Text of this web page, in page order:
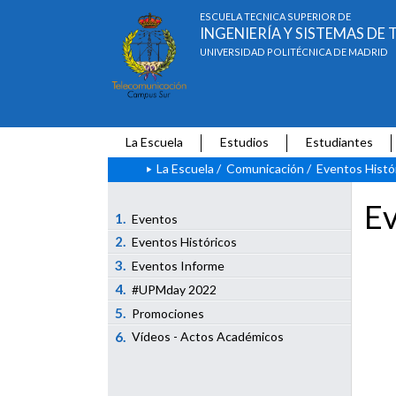
ESCUELA TÉCNICA SUPERIOR DE
INGENIERÍA Y SISTEMAS
UNIVERSIDAD POLITÉCNICA DE MADRID
La Escuela Estudios
Estudiantes
La Escuela / Comunicación / Eventos
1. Eventos
2. Eventos Históricos
3. Eventos Informe
4. #UPMday 2022
5. Promociones
6. Vídeos - Actos Académicos